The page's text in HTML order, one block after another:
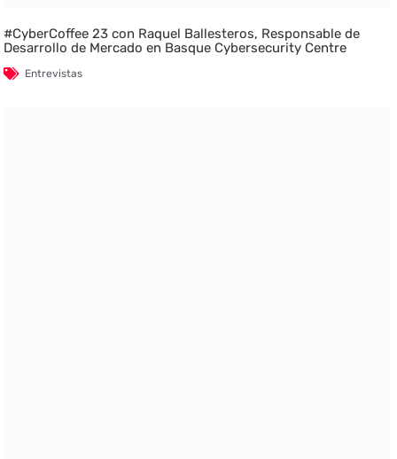
#CyberCoffee 23 con Raquel Ballesteros, Responsable de
Desarrollo de Mercado en Basque Cybersecurity Centre
Entrevistas